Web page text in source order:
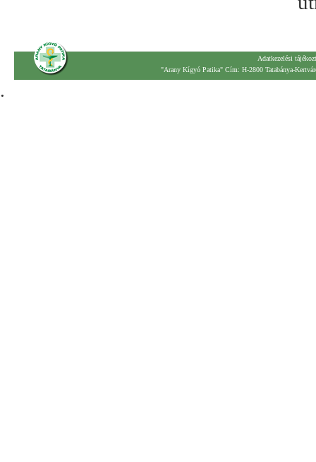
Adatkezelési
"Arany Kígyó Patika" Cím: H-2800 Tatabánya-
.